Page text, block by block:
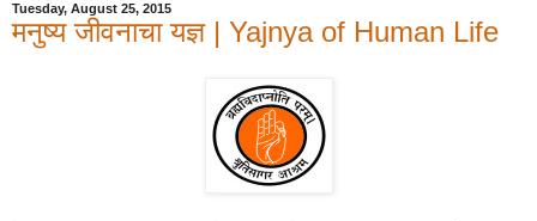
Tuesday, August 25, 2015
मनुष्य जीवनाचा यज्ञ | Yajnya of Human Life